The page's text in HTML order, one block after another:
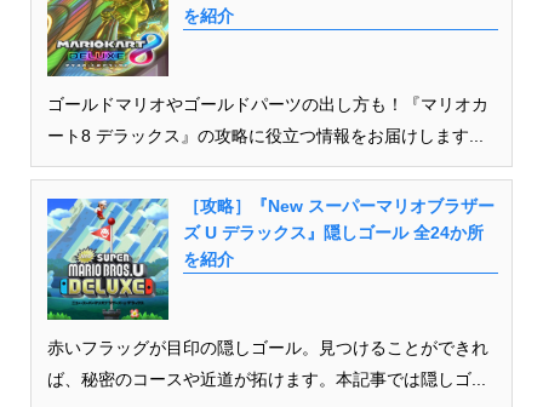
を紹介
ゴールドマリオやゴールドパーツの出し方も！『マリオカ
ート8 デラックス』の攻略に役立つ情報をお届けします...
［攻略］『New スーパーマリオブラザー
ズ U デラックス』隠しゴール 全24か所
を紹介
赤いフラッグが目印の隠しゴール。見つけることができれ
ば、秘密のコースや近道が拓けます。本記事では隠しゴ...